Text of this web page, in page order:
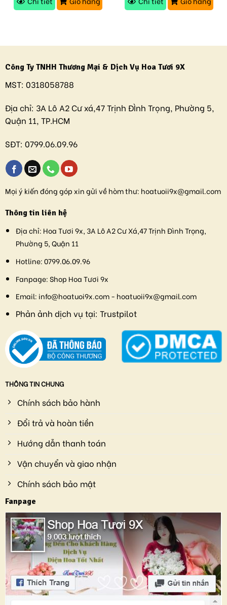
Công Ty TNHH Thương Mại & Dịch Vụ Hoa Tươi 9X
MST: 0318058788
Địa chỉ: 3A Lô A2 Cư xá,47 Trịnh ĐÌnh Trọng, Phường 5,
Quận 11, TP.HCM
SĐT: 0799.06.09.96
Mọi ý kiến đóng góp xin gửi về hòm thư: hoatuoii9x@gmail.com
Thông tin liên hệ
Địa chỉ: Hoa Tươi 9x, 3A Lô A2 Cư Xá,47 Trịnh Đình Trọng,
Phường 5, Quận 11
Hotline:0799.06.09.96
Fanpage:Shop Hoa Tươi 9x
Email: info@hoatuoi9x.com - hoatuoii9x@gmail.com
Phản ảnh dịch vụ tại: Trustpilot
THÔNG TIN CHUNG
Chính sách bảo hành
Đổi trả và hoàn tiền
Hướng dẫn thanh toán
Vận chuyển và giao nhận
Chính sách bảo mật
Fanpage